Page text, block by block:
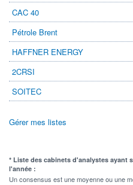
CAC 40
Pétrole Brent
HAFFNER ENERGY
2CRSI
SOITEC
Gérer mes listes
* Liste des cabinets d'analystes ayant
l'année :
Un consensus est une moyenne ou une